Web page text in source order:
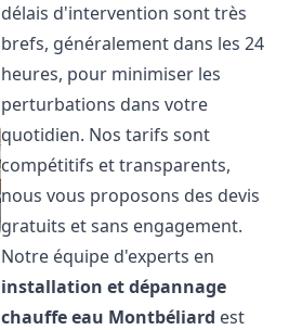
délais d'intervention sont très
brefs, généralement dans les 24
heures, pour minimiser les
perturbations dans votre
quotidien. Nos tarifs sont
compétitifs et transparents,
nous vous proposons des devis
gratuits et sans engagement.
Notre équipe d'experts en
installation et dépannage
chauffe eau Montbéliard est